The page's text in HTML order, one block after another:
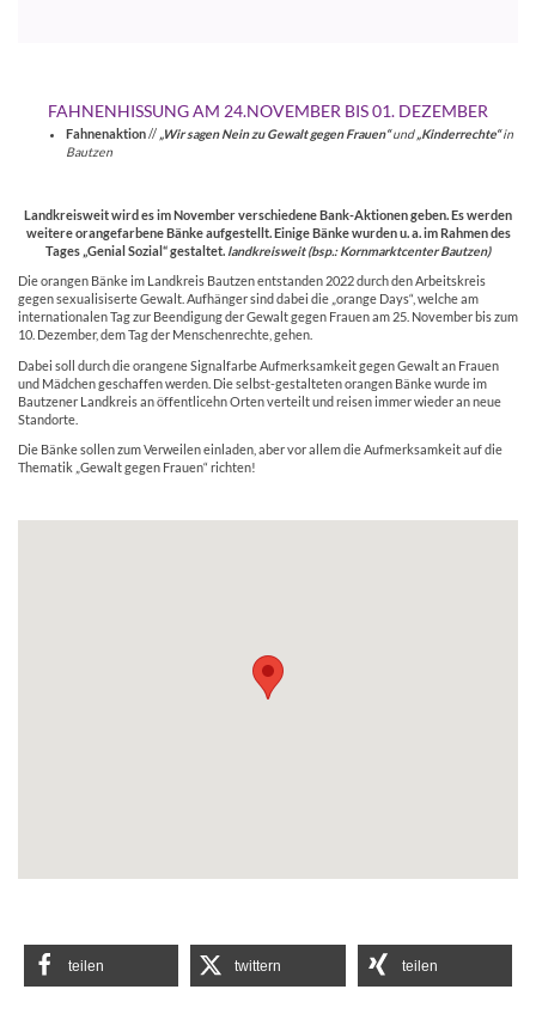
FAHNENHISSUNG AM 24.NOVEMBER BIS 01. DEZEMBER
Fahnenaktion// „Wir sagen Nein zu Gewalt gegen Frauen“und„Kinderrechte“in
Bautzen
Landkreisweit wird es im November verschiedene Bank-Aktionen geben. Es werden
weitere orangefarbene Bänke aufgestellt. Einige Bänke wurden u. a. im Rahmen des
Tages „Genial Sozial“ gestaltet. landkreisweit (bsp.: Kornmarktcenter Bautzen)
Die orangen Bänke im Landkreis Bautzen entstanden 2022 durch den Arbeitskreis
gegen sexualisiserte Gewalt. Aufhänger sind dabei die „orange Days“, welche am
internationalen Tag zur Beendigung der Gewalt gegen Frauen am 25. November bis zum
10. Dezember, dem Tag der Menschenrechte, gehen.
Dabei soll durch die orangene Signalfarbe Aufmerksamkeit gegen Gewalt an Frauen
und Mädchen geschaffen werden. Die selbst-gestalteten orangen Bänke wurde im
Bautzener Landkreis an öffentlicehn Orten verteilt und reisen immer wieder an neue
Standorte.
Die Bänke sollen zum Verweilen einladen, aber vor allem die Aufmerksamkeit auf die
Thematik „Gewalt gegen Frauen“ richten!
teilen twittern teilen